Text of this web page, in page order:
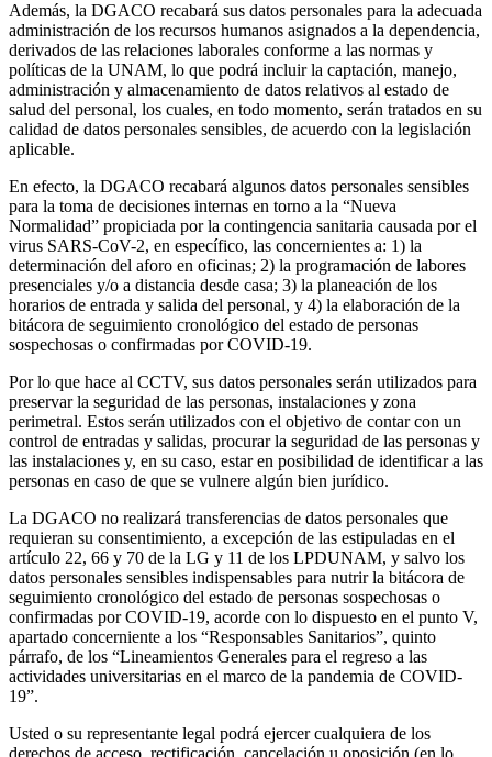
Además, la DGACO recabará sus datos personales para la adecuada
administración de los recursos humanos asignados a la dependencia,
derivados de las relaciones laborales conforme a las normas y
políticas de la UNAM, lo que podrá incluir la captación, manejo,
administración y almacenamiento de datos relativos al estado de
salud del personal, los cuales, en todo momento, serán tratados en su
calidad de datos personales sensibles, de acuerdo con la legislación
aplicable.
En efecto, la DGACO recabará algunos datos personales sensibles
para la toma de decisiones internas en torno a la “Nueva
Normalidad” propiciada por la contingencia sanitaria causada por el
virus SARS-CoV-2, en específico, las concernientes a: 1) la
determinación del aforo en oficinas; 2) la programación de labores
presenciales y/o a distancia desde casa; 3) la planeación de los
horarios de entrada y salida del personal, y 4) la elaboración de la
bitácora de seguimiento cronológico del estado de personas
sospechosas o confirmadas por COVID-19.
Por lo que hace al CCTV, sus datos personales serán utilizados para
preservar la seguridad de las personas, instalaciones y zona
perimetral. Estos serán utilizados con el objetivo de contar con un
control de entradas y salidas, procurar la seguridad de las personas y
las instalaciones y, en su caso, estar en posibilidad de identificar a las
personas en caso de que se vulnere algún bien jurídico.
La DGACO no realizará transferencias de datos personales que
requieran su consentimiento, a excepción de las estipuladas en el
artículo 22, 66 y 70 de la LG y 11 de los LPDUNAM, y salvo los
datos personales sensibles indispensables para nutrir la bitácora de
seguimiento cronológico del estado de personas sospechosas o
confirmadas por COVID-19, acorde con lo dispuesto en el punto V,
apartado concerniente a los “Responsables Sanitarios”, quinto
párrafo, de los “Lineamientos Generales para el regreso a las
actividades universitarias en el marco de la pandemia de COVID-
19”.
Usted o su representante legal podrá ejercer cualquiera de los